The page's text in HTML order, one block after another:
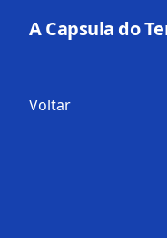
A Capsula do
Voltar